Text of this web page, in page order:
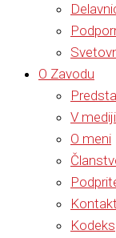
O Zavodu
V
O meni
Kontakt
Kodeks